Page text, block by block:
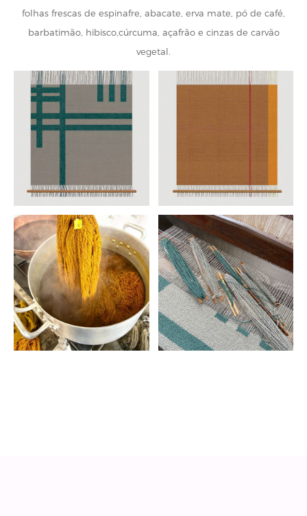
folhas frescas de espinafre, abacate, erva mate, pó de café,
barbatimão, hibisco,cúrcuma, açafrão e cinzas de carvão
vegetal.